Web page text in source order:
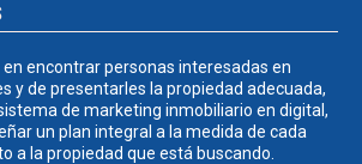
encontrar personas interesadas en
y de presentarles la propiedad adecuada,
de marketing inmobiliario en digital,
un plan integral a la medida de cada
a la propiedad que está buscando.